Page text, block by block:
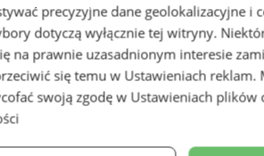
lokalne
stron www - Wodzisław
precyzyjne dane geolokalizacyjne i
dotyczą wyłącznie tej witryny.
na prawnie uzasadnionym interesie
się temu w Ustawieniach reklam.
swoją zgodę w Ustawieniach plików